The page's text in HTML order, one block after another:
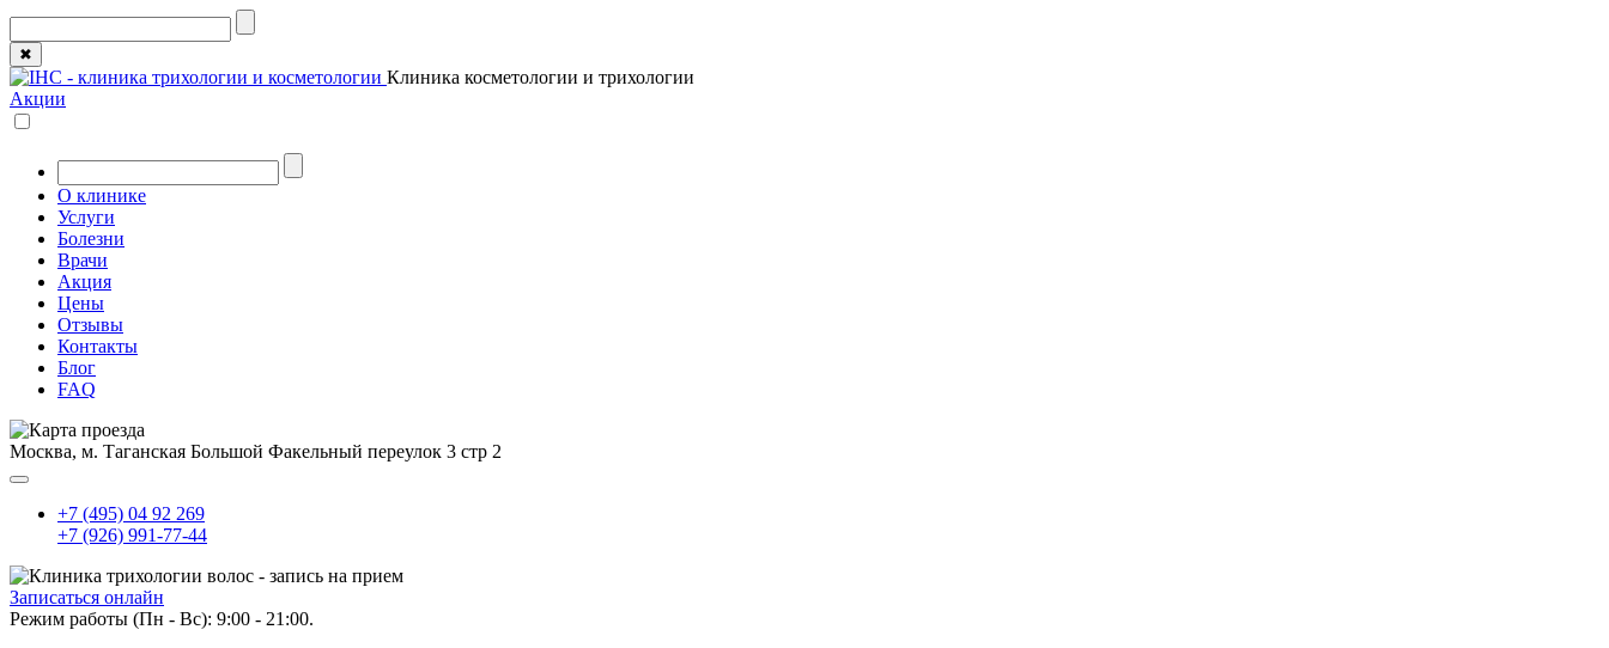
✖
Клиника косметологии и трихологии
Акции
О клинике
Услуги
Болезни
Врачи
Акция
Цены
Отзывы
Контакты
Блог
FAQ
Москва, м. Таганская Большой Факельный переулок 3 стр 2
+7 (495) 04 92 269
+7 (926) 991-77-44
Записаться онлайн
Режим работы (Пн - Вс): 9:00 - 21:00.